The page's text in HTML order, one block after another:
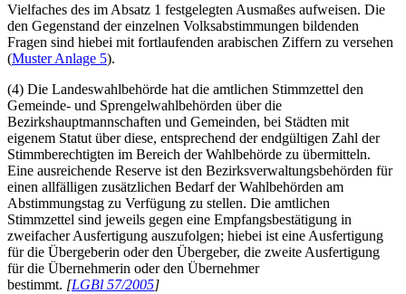
Vielfaches des im Absatz 1 festgelegten Ausmaßes aufweisen. Die
den Gegenstand der einzelnen Volksabstimmungen bildenden
Fragen sind hiebei mit fortlaufenden arabischen Ziffern zu versehen
(Muster Anlage 5).
(4) Die Landeswahlbehörde hat die amtlichen Stimmzettel den
Gemeinde- und Sprengelwahlbehörden über die
Bezirkshauptmannschaften und Gemeinden, bei Städten mit
eigenem Statut über diese, entsprechend der endgültigen Zahl der
Stimmberechtigten im Bereich der Wahlbehörde zu übermitteln.
Eine ausreichende Reserve ist den Bezirksverwaltungsbehörden für
einen allfälligen zusätzlichen Bedarf der Wahlbehörden am
Abstimmungstag zu Verfügung zu stellen. Die amtlichen
Stimmzettel sind jeweils gegen eine Empfangsbestätigung in
zweifacher Ausfertigung auszufolgen; hiebei ist eine Ausfertigung
für die Übergeberin oder den Übergeber, die zweite Ausfertigung
für die Übernehmerin oder den Übernehmer
bestimmt. [LGBl 57/2005]